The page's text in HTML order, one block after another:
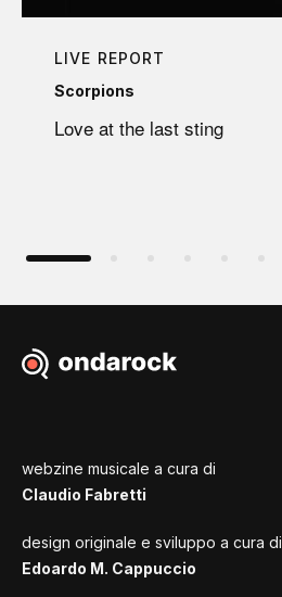
LIVE REPORT
Scorpions
Love at the last sting
webzine musicale a cura di
Claudio Fabretti
design originale e sviluppo a cura di
Edoardo M. Cappuccio